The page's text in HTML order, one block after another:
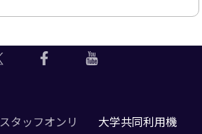
スタッフオンリ
大学共同利用機